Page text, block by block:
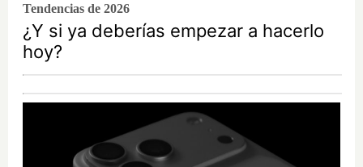
Tendencias de 2026
¿Y si ya deberías empezar a hacerlo
hoy?